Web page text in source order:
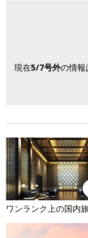
現在5/7号外の情報
ワンランク上の国内